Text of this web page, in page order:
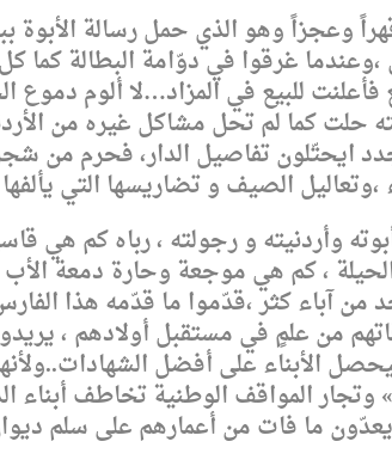
وعجزاً وهو الذي حمل رسالة الأبوة
،وعندما غرقوا في دوّامة البطالة كما
للبيع في المزاد…لا ألوم دموع
حلت كما لم تحل مشاكل غيره من
ايحتّلون تفاصيل الدار، فحرم من
الصيف و تضاريسها التي يألفها
وأردنيته و رجولته ، رباه كم هي
، كم هي موجعة وحارة دمعة الأب
من آباء كثر ،قدّموا ما قدّمه هذا
من علمٍ في مستقبل أولادهم ،
الأبناء على أفضل
وتجار المواقف الوطنية تخاطف
ما فات من أعمارهم على سلم